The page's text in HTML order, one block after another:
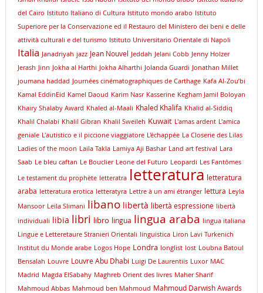
del Cairo Istituto Italiano di Cultura Istituto mondo arabo Istituto
Superiore per la Conservazione ed il Restauro del Ministero dei beni e delle
attività culturali e del turismo Istituto Universitario Orientale di Napoli
Italia Janadriyah jazz Jean Nouvel Jeddah Jelani Cobb Jenny Holzer
Jerash Jinn Jokha al Harthi Jokha Alharthi Jolanda Guardi Jonathan Millet
joumana haddad Journées cinématographiques de Carthage Kafa Al-Zou’bi
Kamal EddinEid Kamel Daoud Karim Nasr Kasserine Kegham Jamil Boloyan
Khairy Shalaby Award Khaled al-Maali Khaled Khalifa Khalid al-Siddiq
Khalil Chalabi Khalil Gibran Khalil Sweileh Kuwait L'amas ardent L'amica
geniale L'autistico e il piccione viaggiatore L'échappée La Closerie des Lilas
Ladies of the moon Laila Takla Lamiya Aji Bashar Land art festival Lara
Saab Le bleu caftan Le Bouclier Leone del Futuro Leopardi Les Fantômes
Le testament du prophète letteratra letteratura letteratura
araba letteratura erotica letteratyra Lettre à un ami étranger lettura Leyla
Mansoor Leïla Slimani libano libertà libertà espressione libertà
individuali
libia libri libro lingua lingua araba lingua italiana
Lingue e Letteretaure Stranieri Orientali linguistica Liron Lavi Turkenich
lnstitut du Monde arabe Logos Hope Londra longlist lost Loubna Batoul
Bensalah Louvre Louvre Abu Dhabi Luigi De Laurentiis Luxor MAC
Madrid Magda ElSabahy Maghreb Orient des livres Maher Sharif
Mahmoud Abbas Mahmoud ben Mahmoud Mahmoud Darwish Awards